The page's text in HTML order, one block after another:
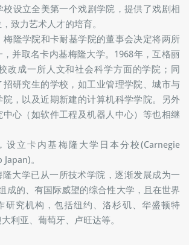
(Mellon Institute of Industrial Research)。
校设立全美第一个戏剧学院，提供了戏剧相
，致力艺术人才的培育。
梅隆学院和卡耐基学院的董事会决定将两所
并取名卡内基梅隆大学。1968年，互格丽
改成一所人文和社会科学方面的学院；同
招研究生的学校，如工业管理学院、城市与
院，以及近期新建的计算机科学学院。另外
心（如软件工程及机器人中心）等也相继
设立卡内基梅隆大学日本分校(Carnegie
Japan)。
隆大学已从一所技术学院，逐渐发展成为一
成的、有国际威望的综合性大学，且在世界
研究机构，包括纽约、洛杉矶、华盛顿特